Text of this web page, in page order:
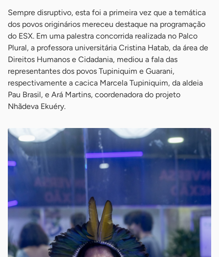
Sempre disruptivo, esta foi a primeira vez que a temática
dos povos originários mereceu destaque na programação
do ESX. Em uma palestra concorrida realizada no Palco
Plural, a professora universitária Cristina Hatab, da área de
Direitos Humanos e Cidadania, mediou a fala das
representantes dos povos Tupiniquim e Guarani,
respectivamente a cacica Marcela Tupiniquim, da aldeia
Pau Brasil, e Ará Martins, coordenadora do projeto
Nhãdeva Ekuéry.